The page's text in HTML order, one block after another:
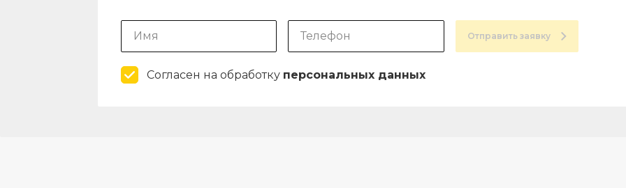
Отправить заявку
Согласен на обработку персональных данных